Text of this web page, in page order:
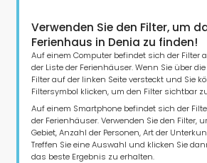
Art der Unterkunft
Personen
Verwenden Sie den Filter, um
Ferienhaus in Denia zu finden!
Auf einem Computer befindet sich der Filter
der Liste der Ferienhäuser. Wenn Sie über
Filter auf der linken Seite versteckt und Sie
Filtersymbol klicken, um den Filter sichtbar
Auf einem Smartphone befindet sich der
der Ferienhäuser. Verwenden Sie den Filter,
Gebiet, Anzahl der Personen, Art der
Treffen Sie eine Auswahl und klicken Sie
das beste Ergebnis zu erhalten.